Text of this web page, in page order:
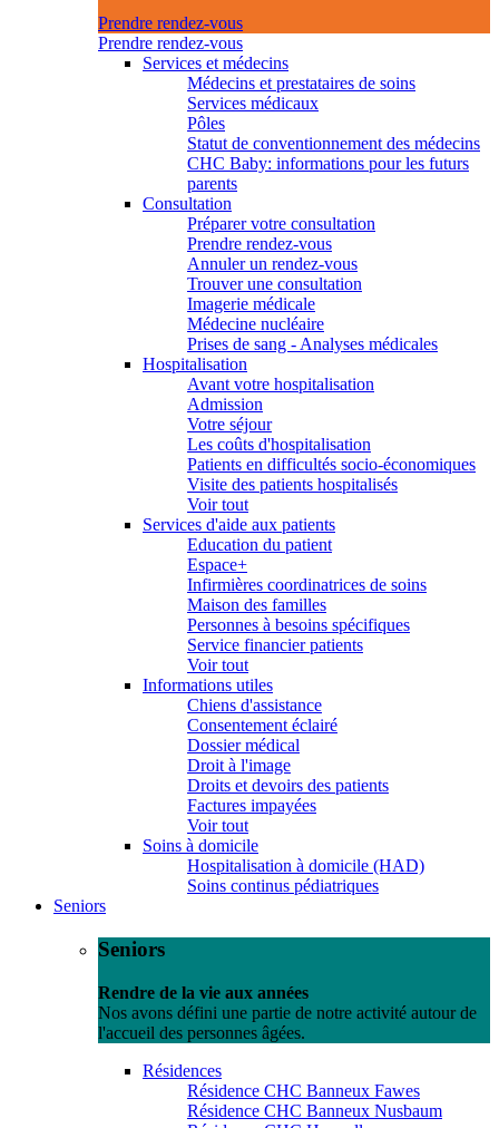
Prendre rendez-vous
Prendre rendez-vous
Services et médecins
Médecins et prestataires de soins
Services médicaux
Pôles
Statut de conventionnement des médecins
CHC Baby: informations pour les futurs
parents
Consultation
Préparer votre consultation
Prendre rendez-vous
Annuler un rendez-vous
Trouver une consultation
Imagerie médicale
Médecine nucléaire
Prises de sang - Analyses médicales
Hospitalisation
Avant votre hospitalisation
Admission
Votre séjour
Les coûts d'hospitalisation
Patients en difficultés socio-économiques
Visite des patients hospitalisés
Voir tout
Services d'aide aux patients
Education du patient
Espace+
Infirmières coordinatrices de soins
Maison des familles
Personnes à besoins spécifiques
Service financier patients
Voir tout
Informations utiles
Chiens d'assistance
Consentement éclairé
Dossier médical
Droit à l'image
Droits et devoirs des patients
Factures impayées
Voir tout
Soins à domicile
Hospitalisation à domicile (HAD)
Soins continus pédiatriques
Seniors
Seniors
Rendre de la vie aux années
Nos avons défini une partie de notre activité autour de
l'accueil des personnes âgées.
Résidences
Résidence CHC Banneux Fawes
Résidence CHC Banneux Nusbaum